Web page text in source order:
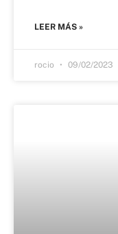
LEER MÁS »
rocio 09/02/2023